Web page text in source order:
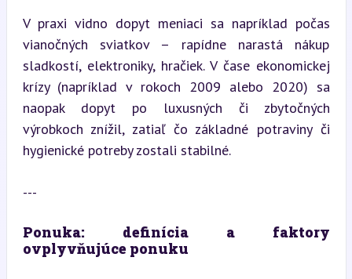
V praxi vidno dopyt meniaci sa napríklad počas
vianočných sviatkov – rapídne narastá nákup
sladkostí, elektroniky, hračiek. V čase ekonomickej
krízy (napríklad v rokoch 2009 alebo 2020) sa
naopak dopyt po luxusných či zbytočných
výrobkoch znížil, zatiaľ čo základné potraviny či
hygienické potreby zostali stabilné.
---
Ponuka: definícia a faktory
ovplyvňujúce ponuku